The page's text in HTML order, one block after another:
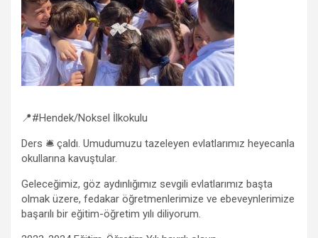
📍#Hendek/Noksel İlkokulu
Ders 🛎 çaldı. Umudumuzu tazeleyen evlatlarımız heyecanla
okullarına kavuştular.
Geleceğimiz, göz aydınlığımız sevgili evlatlarımız başta
olmak üzere, fedakar öğretmenlerimize ve ebeveynlerimize
başarılı bir eğitim-öğretim yılı diliyorum.